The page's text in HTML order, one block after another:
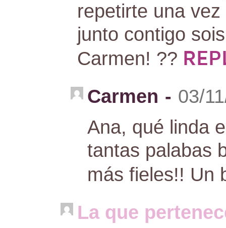
repetirte una
junto contigo
Carmen! ??
Carmen - 03/
Ana, qué linda
tantas palabas
más fieles!! Un
La que